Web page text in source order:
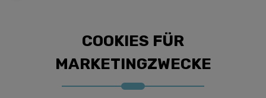
COOKIES FÜR
MARKETINGZWECKE